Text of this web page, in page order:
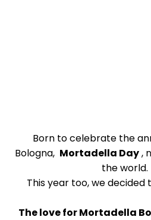
Born to celebrate the
Bologna, Mortadella Day,
the world.
This year too, we
The love for Mortadella